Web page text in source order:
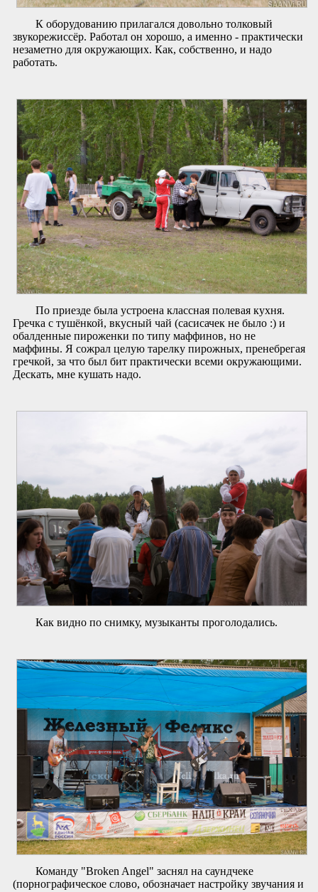
К оборудованию прилагался довольно толковый
звукорежиссёр. Работал он хорошо, а именно - практически
незаметно для окружающих. Как, собственно, и надо
работать.
По приезде была устроена классная полевая кухня.
Гречка с тушёнкой, вкусный чай (сасисачек не было :) и
обалденные пироженки по типу маффинов, но не
маффины. Я сожрал целую тарелку пирожных, пренебрегая
гречкой, за что был бит практически всеми окружающими.
Дескать, мне кушать надо.
Как видно по снимку, музыканты проголодались.
Команду "Broken Angel" заснял на саундчеке
(порнографическое слово, обозначает настройку звучания и